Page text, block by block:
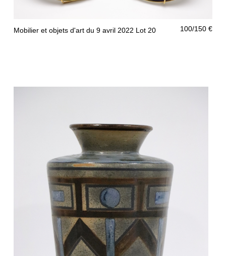
Mobilier et objets d'art du 9 avril 2022 Lot 20 100/150 €